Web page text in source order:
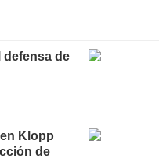
defensa de
Klopp
de